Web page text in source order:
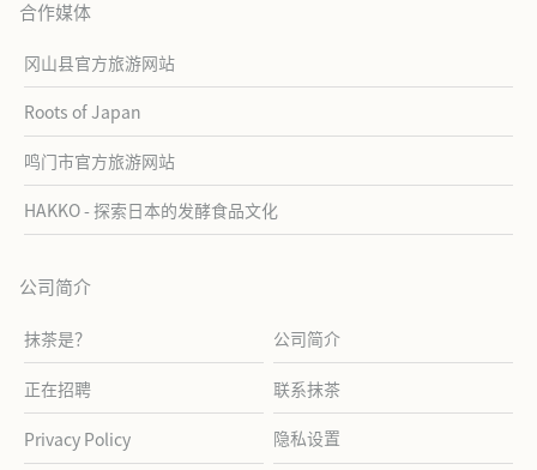
合作媒体
冈山县官方旅游网站
Roots of Japan
鸣门市官方旅游网站
HAKKO - 探索日本的发酵食品文化
公司简介
抹茶是？ 公司简介
正在招聘 联系抹茶
Privacy Policy 隐私设置